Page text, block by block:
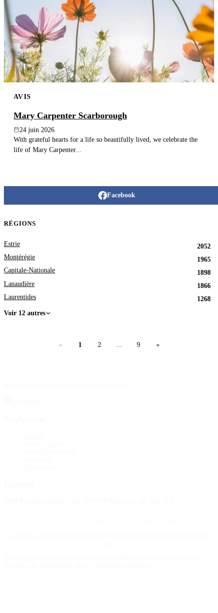
AVIS
Mary Carpenter Scarborough
24 juin 2026
With grateful hearts for a life so beautifully lived, we celebrate the
life of Mary Carpenter...
Facebook
RÉGIONS
Estrie
2052
Montérégie
1965
Capitale-Nationale
1898
Lanaudière
1866
Laurentides
1268
Voir 12 autres
« 1 2 … 9 »